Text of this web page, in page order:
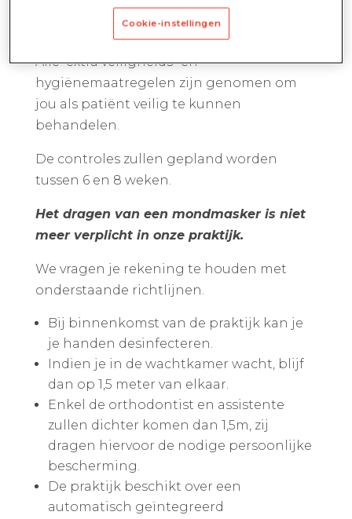
Alle extra veiligheids- en
hygiënemaatregelen zijn genomen om
jou als patiënt veilig te kunnen
behandelen.
De controles zullen gepland worden
tussen 6 en 8 weken.
Het dragen van een mondmasker is niet
meer verplicht in onze praktijk.
We vragen je rekening te houden met
onderstaande richtlijnen.
Bij binnenkomst van de praktijk kan je
je handen desinfecteren.
Indien je in de wachtkamer wacht, blijf
dan op 1,5 meter van elkaar.
Enkel de orthodontist en assistente
zullen dichter komen dan 1,5m, zij
dragen hiervoor de nodige persoonlijke
bescherming.
De praktijk beschikt over een
automatisch geïntegreerd
Cookie-instellingen